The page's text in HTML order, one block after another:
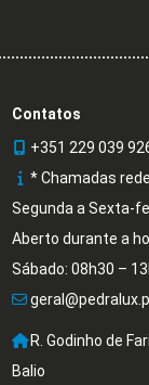
Contatos
+351 229 039
* Chamadas
Segunda a Sexta-
Aberto durante a
Sábado: 08h30 –
R. Godinho de
Balio